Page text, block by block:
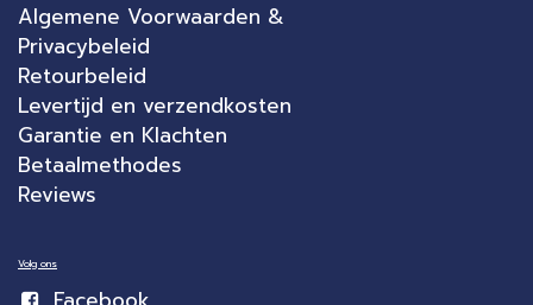
Algemene Voorwaarden &
Privacybeleid
Retourbeleid
Levertijd en verzendkosten
Garantie en Klachten
Betaalmethodes
Reviews
Volg ons